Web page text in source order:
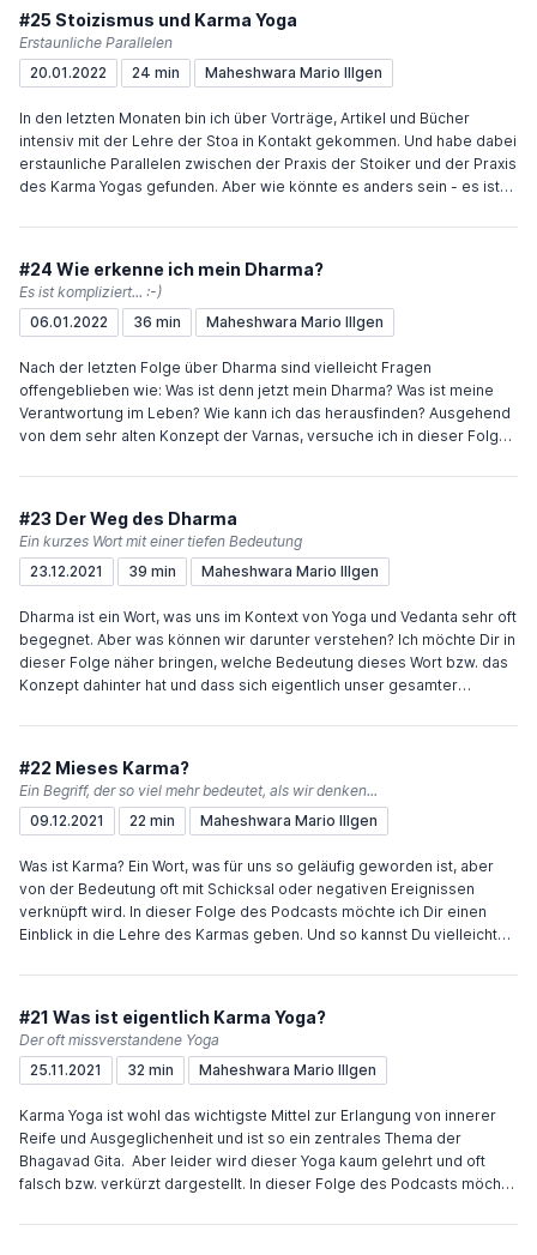
https://www.yoga-vidya.de/center/speyer/aus-
weiterbildungen/meditationskursleiter-ausbildung/ Wenn Du den
Podcast unterstützen möchtest, würde mich das sehr freuen. Sehr
Account.
#25 Stoizismus und Karma Yoga
Erstaunliche Parallelen
20.01.2022
24 min Maheshwara Mario Illgen
In den letzten Monaten bin ich über Vorträge, Artikel und Bücher
intensiv mit der Lehre der Stoa in Kontakt gekommen. Und habe dabei
erstaunliche Parallelen zwischen der Praxis der Stoiker und der Praxis
des Karma Yogas gefunden. Aber wie könnte es anders sein - es ist
wieder entdeckt werden. Ich fand diese Parallelen so hilfreich, dass
und Inspiration wünscht Dir Maheshwara Wenn Du den Podcast
unterstützen möchtest, würde mich das sehr freuen. Sehr einfach geht
das über "Buy me a coffee" oder meinen Paypal.me-Account.
#24 Wie erkenne ich mein Dharma?
Es ist kompliziert... :-)
06.01.2022
36 min Maheshwara Mario Illgen
Nach der letzten Folge über Dharma sind vielleicht Fragen
offengeblieben wie: Was ist denn jetzt mein Dharma? Was ist meine
Verantwortung im Leben? Wie kann ich das herausfinden? Ausgehend
von dem sehr alten Konzept der Varnas, versuche ich in dieser Folge
nicht voneinander zu trennen sind. Und welchen Weg ich gehen kann,
bekommen. Viel Freude und Inspiration wünscht Dir Maheshwara
Wenn Du den Podcast unterstützen möchtest, würde mich das sehr
freuen. Sehr einfach geht das über "Buy me a coffee" oder meinen
#23 Der Weg des Dharma
Ein kurzes Wort mit einer tiefen Bedeutung
23.12.2021
39 min Maheshwara Mario Illgen
Dharma ist ein Wort, was uns im Kontext von Yoga und Vedanta sehr oft
begegnet. Aber was können wir darunter verstehen? Ich möchte Dir in
dieser Folge näher bringen, welche Bedeutung dieses Wort bzw. das
Konzept dahinter hat und dass sich eigentlich unser gesamter
Inspiration wünscht Dir Maheshwara Links zu den erwähnten
Online)2- bzw. 1-jährige YLA in Speyer (auch Online)Wenn Du den
Podcast unterstützen möchtest, würde mich das sehr freuen. Sehr
einfach geht das über "Buy me a coffee" oder meinen Paypal.me-
#22 Mieses Karma?
Ein Begriff, der so viel mehr bedeutet, als wir denken...
09.12.2021
22 min Maheshwara Mario Illgen
Was ist Karma? Ein Wort, was für uns so geläufig geworden ist, aber
von der Bedeutung oft mit Schicksal oder negativen Ereignissen
verknüpft wird. In dieser Folge des Podcasts möchte ich Dir einen
Einblick in die Lehre des Karmas geben. Und so kannst Du vielleicht
Selbstermächtigung als zu Hilflosigkeit führt. Viel Freude und
unterstützen möchtest, würde mich das sehr freuen. Sehr einfach geht
das über "Buy me a coffee" oder meinen Paypal.me-Account.
#21 Was ist eigentlich Karma Yoga?
Der oft missverstandene Yoga
25.11.2021
32 min Maheshwara Mario Illgen
Karma Yoga ist wohl das wichtigste Mittel zur Erlangung von innerer
Reife und Ausgeglichenheit und ist so ein zentrales Thema der
Bhagavad Gita. Aber leider wird dieser Yoga kaum gelehrt und oft
falsch bzw. verkürzt dargestellt. In dieser Folge des Podcasts möchte
beleuchten. Viel Freude und Inspiration wünscht Dir Maheshwara